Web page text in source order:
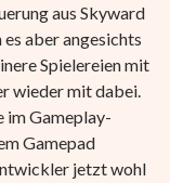
aus Skyward
es aber angesichts
Spielereien mit
wieder mit dabei.
im Gameplay-
Gamepad
jetzt wohl